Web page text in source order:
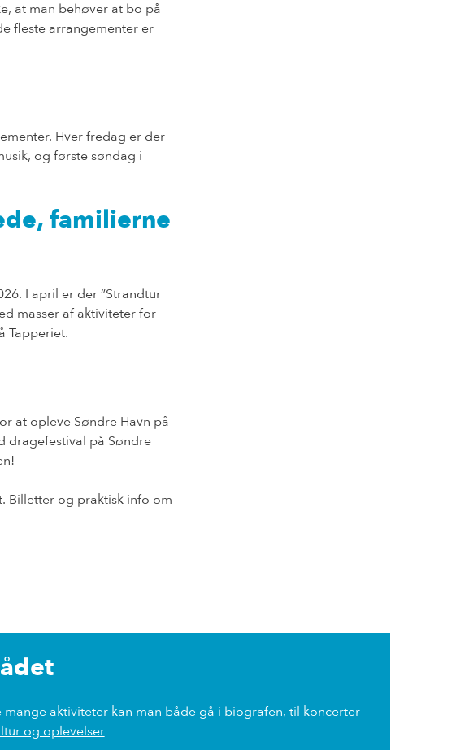
at man behøver at bo på
fleste arrangementer er
Hver fredag er der
og første søndag i
familierne
I april er der ”Strandtur
masser af aktiviteter for
Tapperiet.
at opleve Søndre Havn på
dragefestival på Søndre
Billetter og praktisk info om
aktiviteter kan man både gå i biografen, til koncerter
og oplevelser